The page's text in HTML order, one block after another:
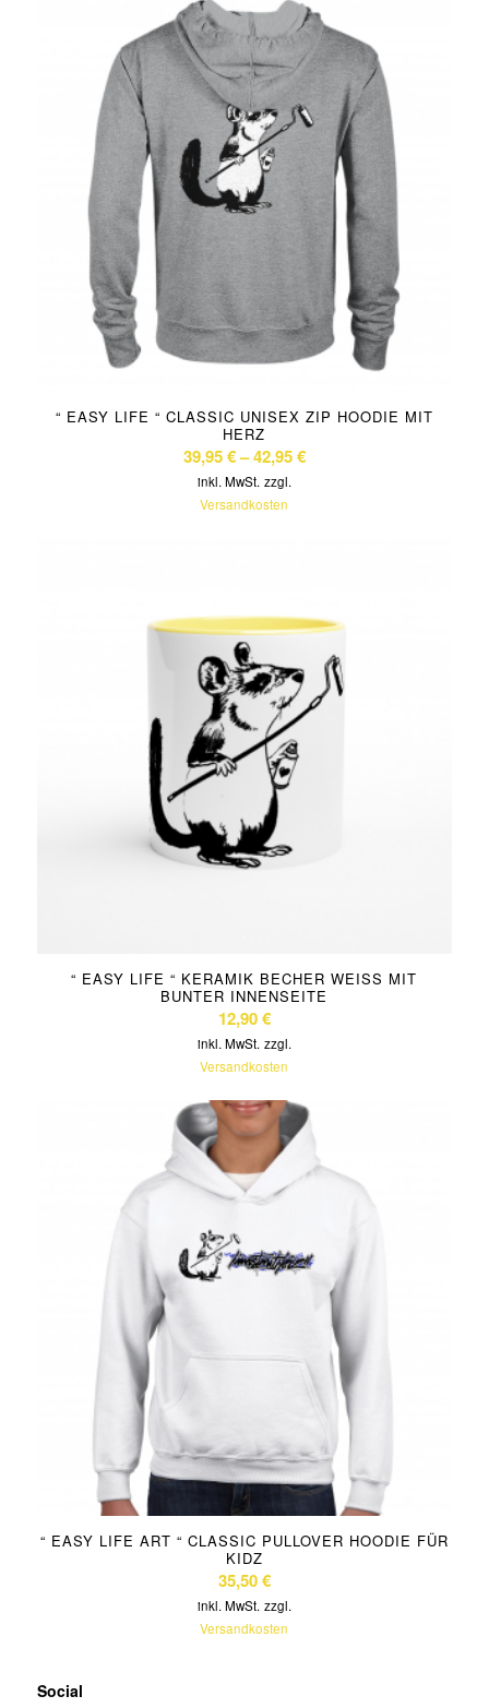
“ EASY LIFE “ CLASSIC UNISEX ZIP HOODIE MIT
HERZ
39,95€–42,95€
inkl. MwSt. zzgl.
Versandkosten
“ EASY LIFE “ KERAMIK BECHER WEISS MIT B
UNTER INNENSEITE
12,90€
inkl. MwSt. zzgl.
Versandkosten
“ EASY LIFE ART “ CLASSIC PULLOVER HOODIE FÜR
KIDZ
35,50€
inkl. MwSt. zzgl.
Versandkosten
Social